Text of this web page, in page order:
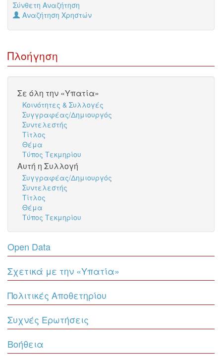
Σύνθετη Αναζήτηση
Αναζήτηση Χρηστών
Πλοήγηση
Σε όλη την «Υπατία»
Κοινότητες & Συλλογές
Συγγραφέας/Δημιουργός
Συντελεστής
Τίτλος
Θέμα
Τύπος Τεκμηρίου
Αυτή η Συλλογή
Συγγραφέας/Δημιουργός
Συντελεστής
Τίτλος
Θέμα
Τύπος Τεκμηρίου
Open Data
Σχετικά με την «Υπατία»
Πολιτικές Αποθετηρίου
Συχνές Ερωτήσεις
Βοήθεια